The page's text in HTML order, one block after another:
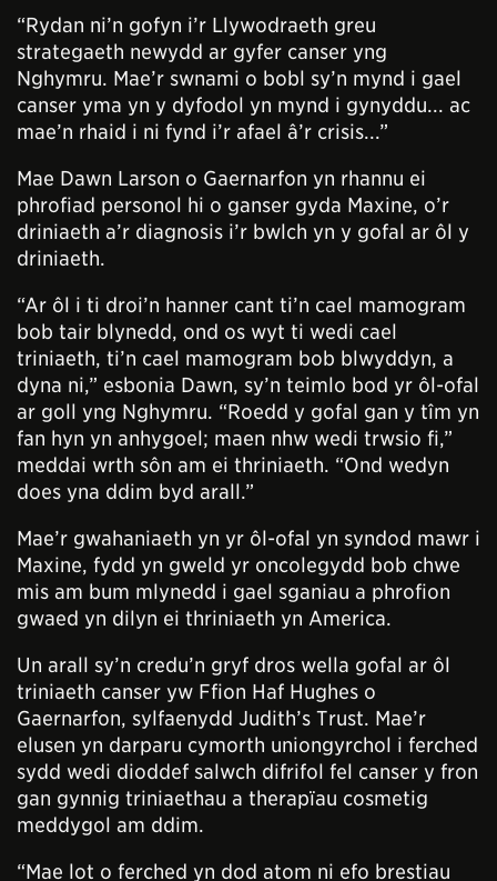
“Rydan ni’n gofyn i’r Llywodraeth greu
strategaeth newydd ar gyfer canser yng
Nghymru. Mae’r swnami o bobl sy’n mynd i gael
canser yma yn y dyfodol yn mynd i gynyddu... ac
mae’n rhaid i ni fynd i’r afael â’r crisis...”
Mae Dawn Larson o Gaernarfon yn rhannu ei
phrofiad personol hi o ganser gyda Maxine, o’r
driniaeth a’r diagnosis i’r bwlch yn y gofal ar ôl y
driniaeth.
“Ar ôl i ti droi’n hanner cant ti’n cael mamogram
bob tair blynedd, ond os wyt ti wedi cael
triniaeth, ti’n cael mamogram bob blwyddyn, a
dyna ni,” esbonia Dawn, sy’n teimlo bod yr ôl-ofal
ar goll yng Nghymru. “Roedd y gofal gan y tîm yn
fan hyn yn anhygoel; maen nhw wedi trwsio fi,”
meddai wrth sôn am ei thriniaeth. “Ond wedyn
does yna ddim byd arall.”
Mae’r gwahaniaeth yn yr ôl-ofal yn syndod mawr i
Maxine, fydd yn gweld yr oncolegydd bob chwe
mis am bum mlynedd i gael sganiau a phrofion
gwaed yn dilyn ei thriniaeth yn America.
Un arall sy’n credu’n gryf dros wella gofal ar ôl
triniaeth canser yw Ffion Haf Hughes o
Gaernarfon, sylfaenydd Judith’s Trust. Mae’r
elusen yn darparu cymorth uniongyrchol i ferched
sydd wedi dioddef salwch difrifol fel canser y fron
gan gynnig triniaethau a therapïau cosmetig
meddygol am ddim.
“Mae lot o ferched yn dod atom ni efo brestiau